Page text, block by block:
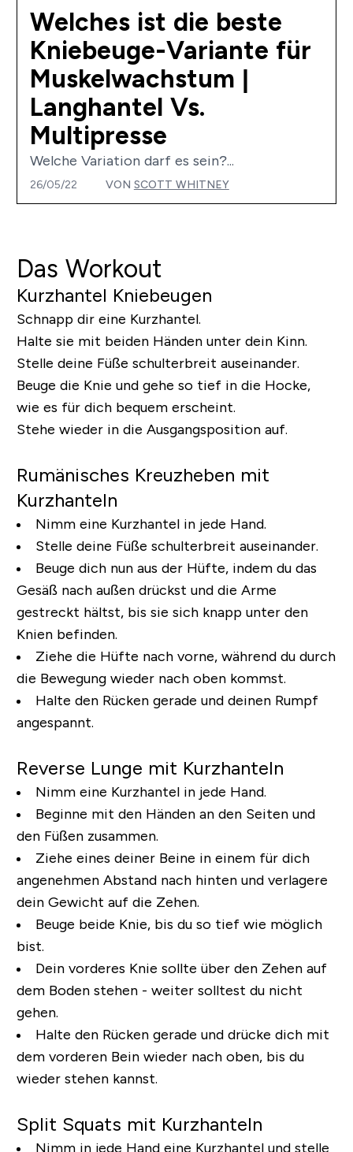
Welches ist die beste
Kniebeuge-Variante für
Muskelwachstum |
Langhantel Vs.
Multipresse
Welche Variation darf es sein?...
26/05/22 VON SCOTT WHITNEY
Das Workout
Kurzhantel Kniebeugen
Schnapp dir eine Kurzhantel.
Halte sie mit beiden Händen unter dein Kinn.
Stelle deine Füße schulterbreit auseinander.
Beuge die Knie und gehe so tief in die Hocke,
wie es für dich bequem erscheint.
Stehe wieder in die Ausgangsposition auf.
Rumänisches Kreuzheben mit
Kurzhanteln
Nimm eine Kurzhantel in jede Hand.
Stelle deine Füße schulterbreit auseinander.
Beuge dich nun aus der Hüfte, indem du das
Gesäß nach außen drückst und die Arme
gestreckt hältst, bis sie sich knapp unter den
Knien befinden.
Ziehe die Hüfte nach vorne, während du durch
die Bewegung wieder nach oben kommst.
Halte den Rücken gerade und deinen Rumpf
angespannt.
Reverse Lunge mit Kurzhanteln
Nimm eine Kurzhantel in jede Hand.
Beginne mit den Händen an den Seiten und
den Füßen zusammen.
Ziehe eines deiner Beine in einem für dich
angenehmen Abstand nach hinten und verlagere
dein Gewicht auf die Zehen.
Beuge beide Knie, bis du so tief wie möglich
bist.
Dein vorderes Knie sollte über den Zehen auf
dem Boden stehen - weiter solltest du nicht
gehen.
Halte den Rücken gerade und drücke dich mit
dem vorderen Bein wieder nach oben, bis du
wieder stehen kannst.
Split Squats mit Kurzhanteln
Nimm in jede Hand eine Kurzhantel und stelle